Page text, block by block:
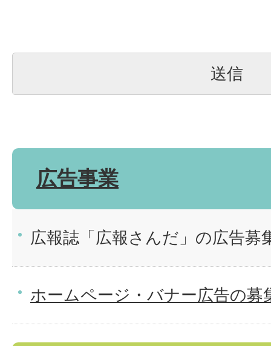
広告事業
広報誌「広報さんだ」の広告募
ホームページ・バナー広告の募